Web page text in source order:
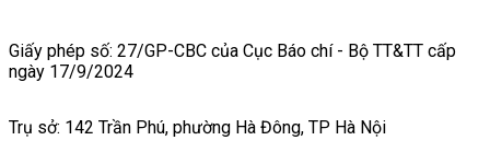
Giấy phép số: 27/GP-CBC của Cục Báo chí - Bộ TT&TT cấp
ngày 17/9/2024
Trụ sở: 142 Trần Phú, phường Hà Đông, TP Hà Nội